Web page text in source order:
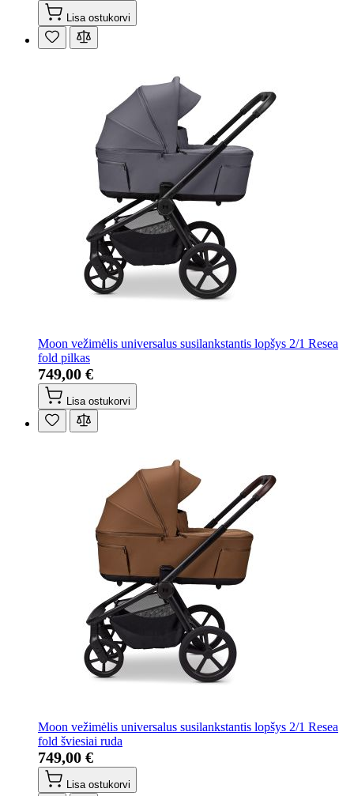
Lisa ostukorvi
Moon vežimėlis universalus susilankstantis lopšys 2/1 Resea
fold pilkas
749,00 €
Lisa ostukorvi
Moon vežimėlis universalus susilankstantis lopšys 2/1 Resea
fold šviesiai ruda
749,00 €
Lisa ostukorvi